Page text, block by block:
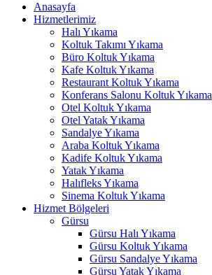
Illuminati
Hacklink Panel
Hacklink Panel
Hacklink Panel
Hacklink Panel
Hacklink panel
Anasayfa
Hizmetlerimiz
Halı Yıkama
Koltuk Takımı Yıkama
Büro Koltuk Yıkama
Kafe Koltuk Yıkama
Restaurant Koltuk Yıkama
Konferans Salonu Koltuk Yıkama
Otel Koltuk Yıkama
Otel Yatak Yıkama
Sandalye Yıkama
Araba Koltuk Yıkama
Kadife Koltuk Yıkama
Yatak Yıkama
Halıfleks Yıkama
Sinema Koltuk Yıkama
Hizmet Bölgeleri
Gürsu
Gürsu Halı Yıkama
Gürsu Koltuk Yıkama
Gürsu Sandalye Yıkama
Gürsu Yatak Yıkama